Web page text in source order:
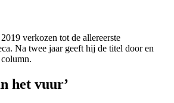
verkozen tot de allereerste
Na twee jaar geeft hij de titel door en
het vuur’